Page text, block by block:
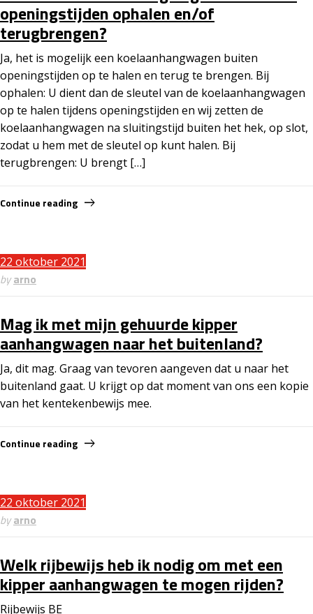
openingstijden ophalen en/of
terugbrengen?
Ja, het is mogelijk een koelaanhangwagen buiten
openingstijden op te halen en terug te brengen. Bij
ophalen: U dient dan de sleutel van de koelaanhangwagen
op te halen tijdens openingstijden en wij zetten de
koelaanhangwagen na sluitingstijd buiten het hek, op slot,
zodat u hem met de sleutel op kunt halen. Bij
terugbrengen: U brengt […]
Continue reading
22 oktober 2021
byarno
Mag ik met mijn gehuurde kipper
aanhangwagen naar het buitenland?
Ja, dit mag. Graag van tevoren aangeven dat u naar het
buitenland gaat. U krijgt op dat moment van ons een kopie
van het kentekenbewijs mee.
Continue reading
22 oktober 2021
byarno
Welk rijbewijs heb ik nodig om met een
kipper aanhangwagen te mogen rijden?
Rijbewijs BE